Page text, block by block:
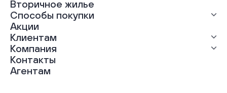
ЖК «Динамика»
ЖК «Мохито»
ЖК «Современник»
ЖК «Янтарная долина»
Вторичное жилье
Способы покупки
Выгодная ипотека
Рассрочка
Материнский капитал
Трейд-ин
100% оплата
Акции
Клиентам
Ход строительства
Документы
Выдача ключей
Компания
О нас
Карьера
Контакты
Агентам